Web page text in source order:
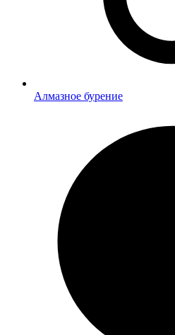
Алмазное бурение